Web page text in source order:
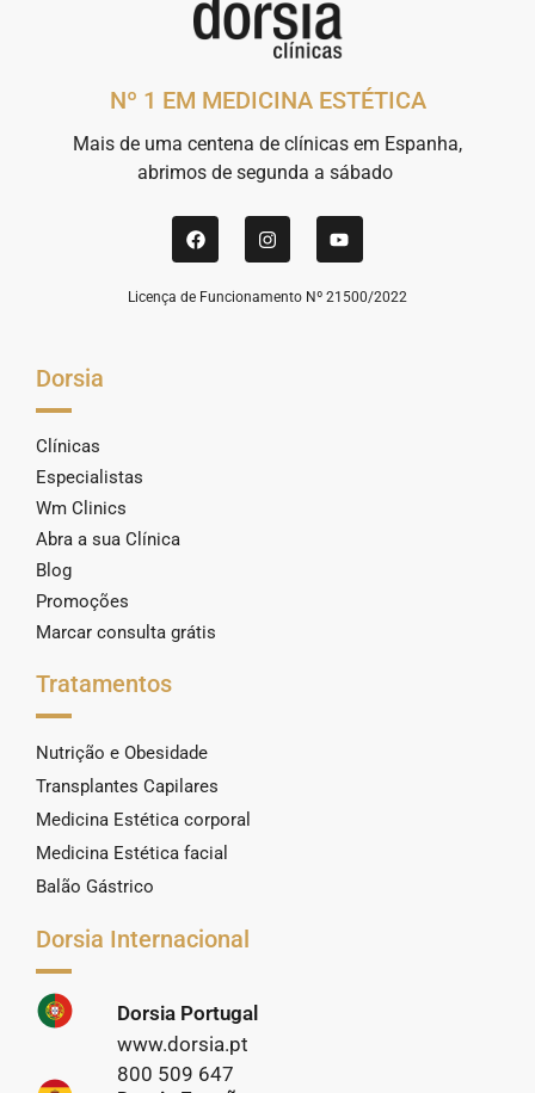
Nº 1 EM MEDICINA ESTÉTICA
Mais de uma centena de clínicas em Espanha,
abrimos de segunda a sábado
Licença de Funcionamento Nº 21500/2022
Dorsia
Clínicas
Especialistas
Wm Clinics
Abra a sua Clínica
Blog
Promoções
Marcar consulta grátis
Tratamentos
Nutrição e Obesidade
Transplantes Capilares
Medicina Estética corporal
Medicina Estética facial
Balão Gástrico
Dorsia Internacional
Dorsia Portugal
www.dorsia.pt
800 509 647